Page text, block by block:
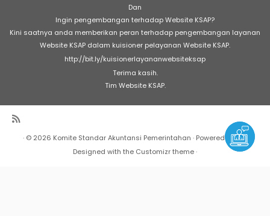
Dan
Ingin pengembangan terhadap Website KSAP?
Kini saatnya anda memberikan peran terhadap pengembangan layanan
Website KSAP dalam kuisioner pelayanan Website KSAP.
http://bit.ly/kuisionerlayananwebsiteksap
Terima kasih.
Tim Website KSAP.
· © 2026 Komite Standar Akuntansi Pemerintahan · Powered by
·
Designed with the Customizr theme·